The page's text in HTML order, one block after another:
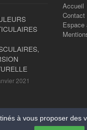
2021
Accueil
Contact
Espace
à vous proposer des